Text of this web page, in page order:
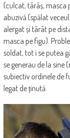
(culcat, târâș, masca
abuzivă (spălat
alergat și târât pe
masca pe figu).
soldat, tot i se putea
se generau de la sine
subiectiv ordinele de
legat de ținută.